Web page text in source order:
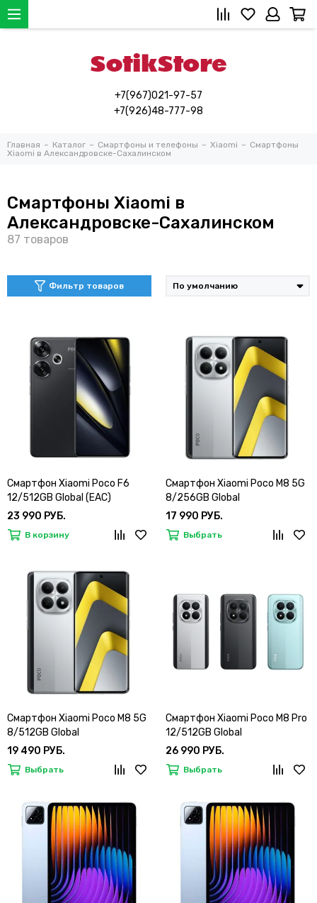
+7(967)021-97-57
+7(926)48-777-98
Главная Каталог Смартфоны и телефоны Xiaomi
Смартфоны
Xiaomi в Александровске-Сахалинском
Смартфоны Xiaomi в
Александровске-Сахалинском
Фильтр товаров
Смартфон Xiaomi Poco F6
12/512GB Global (EAC)
23 990 РУБ.
В корзину
Смартфон Xiaomi Poco M8 5G
8/256GB Global
17 990 РУБ.
Выбрать
Смартфон Xiaomi Poco M8 5G
8/512GB Global
19 490 РУБ.
Выбрать
Смартфон Xiaomi Poco M8 Pro
12/512GB Global
26 990 РУБ.
Выбрать